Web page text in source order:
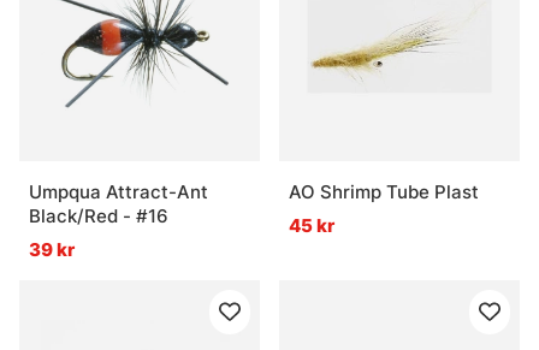
Umpqua Attract-Ant
Black/Red - #16
39 kr
AO Shrimp Tube Plast
45 kr